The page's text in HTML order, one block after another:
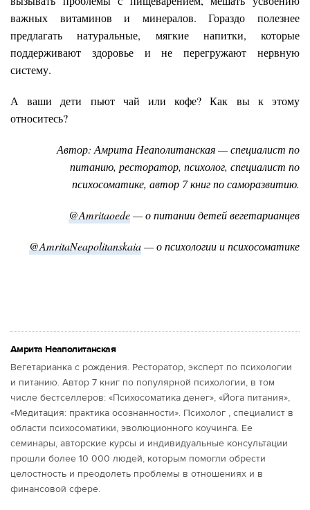
важных витаминов и минералов. Гораздо полезнее
предлагать натуральные, мягкие напитки, которые
поддерживают здоровье и не перегружают нервную
систему.
А ваши дети пьют чай или кофе? Как вы к этому
относитесь?
Автор: Амрита Неаполитанская — специалист по
питанию, ресторатор, психолог, специалист по
психосоматике, автор 7 книг по саморазвитию.
@Amritaoede— о питании детей вегетарианцев
@AmritaNeapolitanskaia— о психологии и психосоматике
Амрита Неаполитанская
Вегетарианка с рождения. Ресторатор, эксперт по психологии
и питанию. Автор 7 книг по популярной психологии, в том
числе бестселлеров: «Психосоматика денег», «Йога питания»,
«Медитация: практика осознанности». Психолог , специалист в
области психосоматики, эволюционного коучинга. Ее
семинары, авторские курсы и индивидуальные консультации
прошли более 10 000 людей, которым помогли обрести
целостность и преодолеть проблемы в отношениях и в
финансовой сфере.